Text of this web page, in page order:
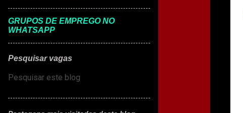
GRUPOS DE EMPREGO NO
WHATSAPP
Pesquisar vagas